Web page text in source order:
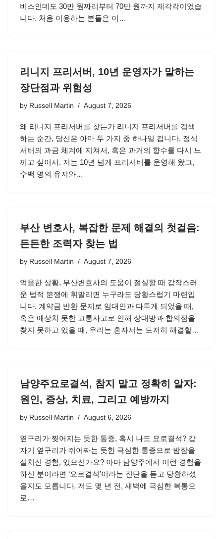
비스인데도 30만 원짜리부터 70만 원까지 제각각이었습
니다. 처음 이용하는 분들은 이…
리니지 프리서버, 10년 운영자가 말하는
장단점과 위험성
by Russell Martin August 7, 2026
왜 리니지 프리서버를 찾는가 리니지 프리서버를 검색
하는 순간, 당신은 아마 두 가지 중 하나일 겁니다. 정식
서버의 과금 체계에 지쳐서, 혹은 과거의 향수를 다시 느
끼고 싶어서. 저는 10년 넘게 프리서버를 운영해 왔고,
수백 명의 유저와…
부산 변호사, 복잡한 문제 해결의 첫걸음:
든든한 조력자 찾는 법
by Russell Martin August 7, 2026
억울한 상황, 부산변호사의 도움이 절실할 때 갑작스러
운 법적 분쟁에 휘말리면 누구라도 당황스럽기 마련입
니다. 계약금 반환 문제로 임대인과 다투게 되었을 때,
혹은 예상치 못한 교통사고로 인해 상대방과 합의점을
찾지 못하고 있을 때, 우리는 혼자서는 도저히 해결할…
남양주요로결석, 참지 말고 정확히 알자:
원인, 증상, 치료, 그리고 예방까지
by Russell Martin August 6, 2026
옆구리가 찢어지는 듯한 통증, 혹시 나도 요로결석? 갑
자기 옆구리가 쥐어짜는 듯한 극심한 통증으로 밤잠을
설치신 경험, 있으신가요? 아마 남양주에서 이런 경험을
하신 분이라면 ‘요로결석’이라는 진단을 듣고 당황하셨
을지도 모릅니다. 저도 몇 년 전, 새벽에 극심한 복통으
로…